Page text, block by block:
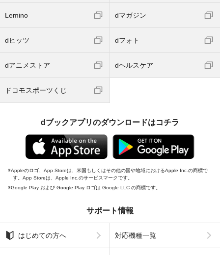
Lemino dマガジン
dヒッツ dフォト
dアニメストア dヘルスケア
ドコモスポーツくじ
dブックアプリのダウンロードはコチラ
Appleのロゴ、App Storeは、米国もしくはその他の国や地域におけるApple Inc.の商標で
す。App Storeは、Apple Inc.のサービスマークです。
Google Play および Google Play ロゴは Google LLC の商標です。
サポート情報
はじめての方へ 対応機種一覧